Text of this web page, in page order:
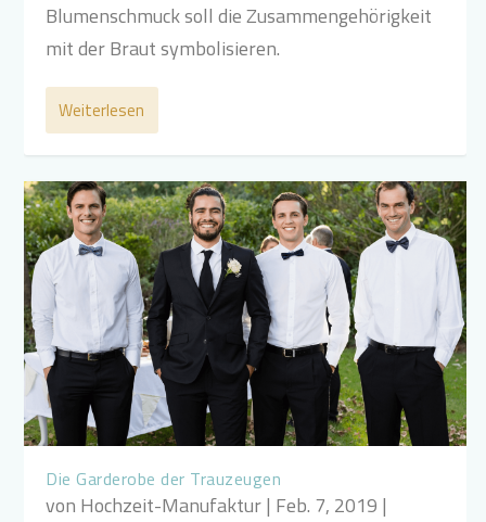
Blumenschmuck soll die Zusammengehörigkeit
mit der Braut symbolisieren.
Weiterlesen
Die Garderobe der Trauzeugen
von Hochzeit-Manufaktur| Feb. 7, 2019 |